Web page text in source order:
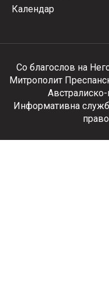
Календар
Со благослов на
Митрополит
Информативна